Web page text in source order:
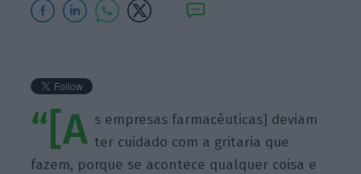
“[A s empresas farmacêuticas] deviam
ter cuidado com a gritaria que
fazem, porque se acontece qualquer coisa e